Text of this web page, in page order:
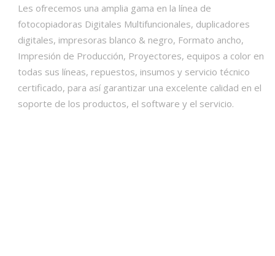
Les ofrecemos una amplia gama en la línea de
fotocopiadoras Digitales Multifuncionales, duplicadores
digitales, impresoras blanco & negro, Formato ancho,
Impresión de Producción, Proyectores, equipos a color en
todas sus líneas, repuestos, insumos y servicio técnico
certificado, para así garantizar una excelente calidad en el
soporte de los productos, el software y el servicio.